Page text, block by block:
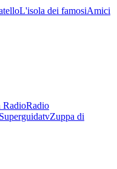
L'isola dei famosiAmici
RadioRadio
SuperguidatvZuppa di